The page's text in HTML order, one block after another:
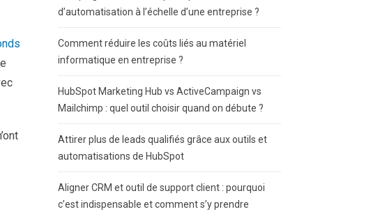
d’automatisation à l’échelle d’une entreprise ?
Comment réduire les coûts liés au matériel
informatique en entreprise ?
HubSpot Marketing Hub vs ActiveCampaign vs
Mailchimp : quel outil choisir quand on débute ?
Attirer plus de leads qualifiés grâce aux outils et
automatisations de HubSpot
Aligner CRM et outil de support client : pourquoi
c’est indispensable et comment s’y prendre